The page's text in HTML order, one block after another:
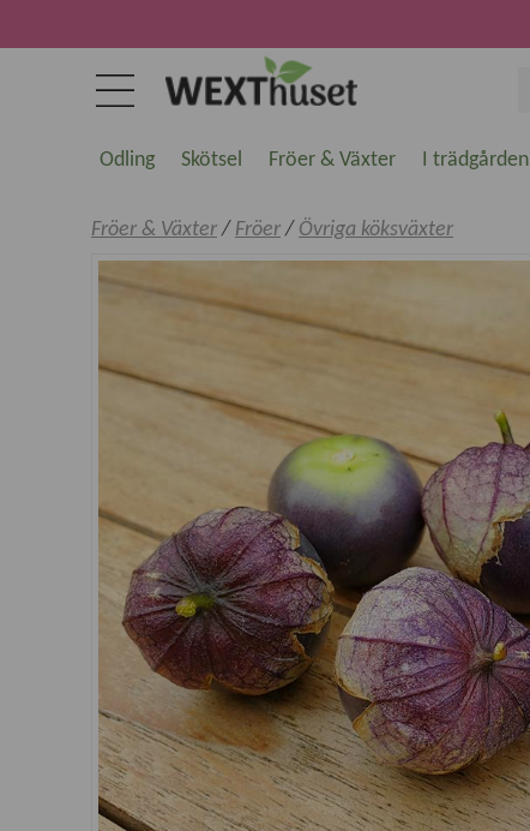
Odling Skötsel Fröer & Växter I trädgården
Fröer & Växter/ Fröer/ Övriga köksväxter